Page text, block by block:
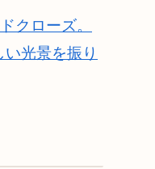
クローズ。
光景を振り